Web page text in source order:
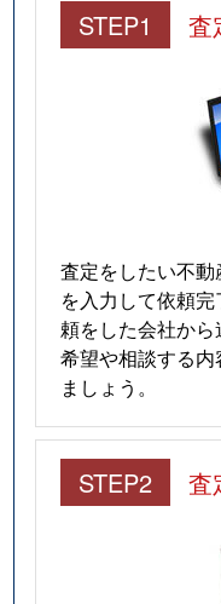
STEP1 査
査定をしたい不
を入力して依頼
頼をした会社から
希望や相談する内
ましょう。
STEP2 査